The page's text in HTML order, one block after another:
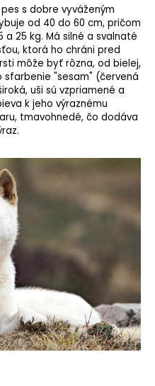
s dobre vyváženým
od 40 do 60 cm, pričom
25 kg. Má silné a svalnaté
ktorá ho chráni pred
môže byť rôzna, od bielej,
sfarbenie "sesam" (červená
uši sú vzpriamené a
k jeho výraznému
tmavohnedé, čo dodáva